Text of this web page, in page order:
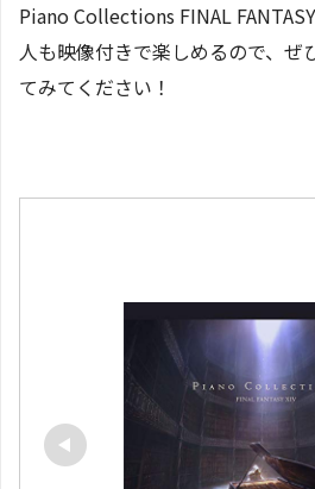
Piano Collections FINAL
人も映像付きで楽しめるので、ぜ
てみてください！